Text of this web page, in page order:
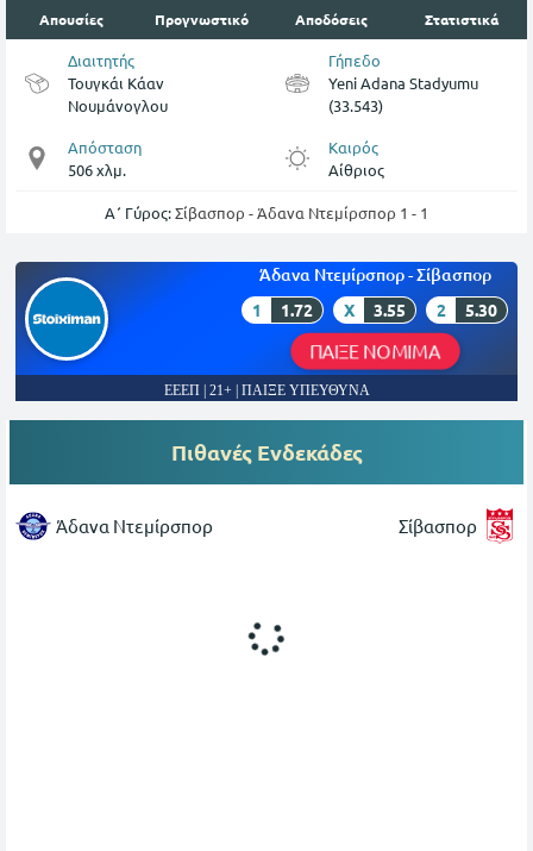
Απουσίες Προγνωστικό Αποδόσεις Στατιστικά
Διαιτητής
Τουγκάι Κάαν
Νουμάνογλου
Γήπεδο
Yeni Adana Stadyumu
(33.543)
Απόσταση
506 χλμ.
Καιρός
Αίθριος
Α΄ Γύρος:Σίβασπορ - Άδανα Ντεμίρσπορ 1 - 1
Άδανα Ντεμίρσπορ - Σίβασπορ
1 1.72 X 3.55 2 5.30
ΠΑΙΞΕ ΝΟΜΙΜΑ
ΕΕΕΠ | 21+ | ΠΑΙΞΕ ΥΠΕΥΘΥΝΑ
Πιθανές Ενδεκάδες
Άδανα Ντεμίρσπορ Σίβασπορ